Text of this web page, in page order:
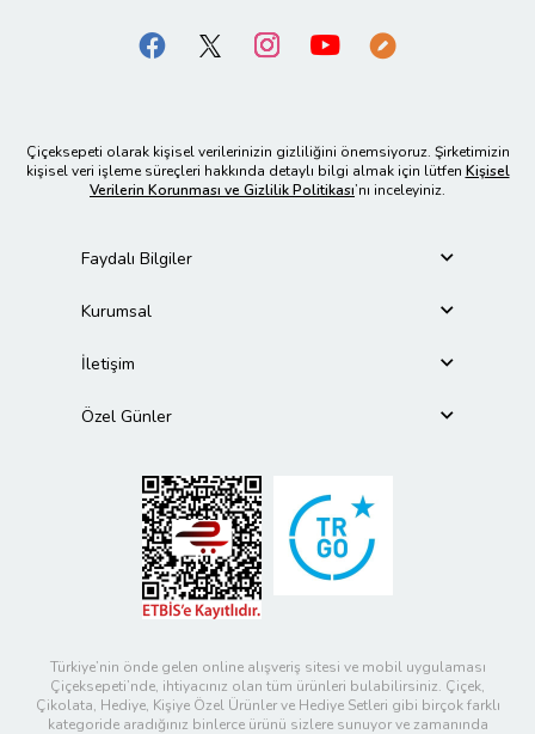
Çiçeksepeti olarak kişisel verilerinizin gizliliğini önemsiyoruz. Şirketimizin
kişisel veri işleme süreçleri hakkında detaylı bilgi almak için lütfen Kişisel
Verilerin Korunması ve Gizlilik Politikası’nı inceleyiniz.
Faydalı Bilgiler
Kurumsal
İletişim
Özel Günler
Türkiye’nin önde gelen online alışveriş sitesi ve mobil uygulaması
Çiçeksepeti’nde, ihtiyacınız olan tüm ürünleri bulabilirsiniz. Çiçek,
Çikolata, Hediye, Kişiye Özel Ürünler ve Hediye Setleri gibi birçok farklı
kategoride aradığınız binlerce ürünü sizlere sunuyor ve zamanında